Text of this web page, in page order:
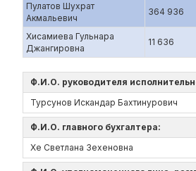
Пулатов Шухрат
Акмальевич
364 936
Хисамиева Гульнара
Джангировна
11 636
Ф.И.О. руководителя
Турсунов Искандар Бахтинурович
Ф.И.О. главного бухгалтера:
Хе Светлана Зехеновна